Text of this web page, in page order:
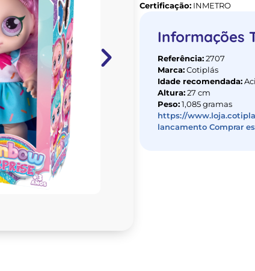
Certificação: INMETRO
Informações
Referência: 2707
Marca: Cotiplás
Idade recomendada:
Altura: 27 cm
Peso: 1,085 gramas
https://
lancamento Comprar